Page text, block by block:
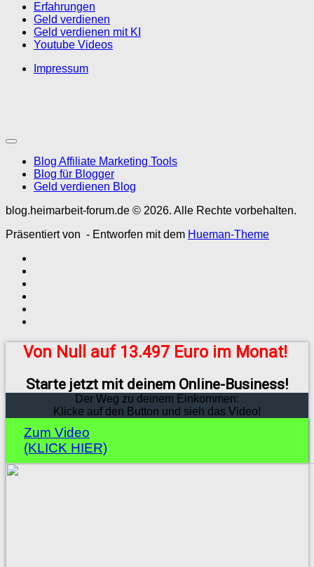
Erfahrungen
Geld verdienen
Geld verdienen mit KI
Youtube Videos
Impressum
Blog Affiliate Marketing Tools
Blog für Blogger
Geld verdienen Blog
blog.heimarbeit-forum.de © 2026. Alle Rechte vorbehalten.
Präsentiert von - Entworfen mit dem Hueman-Theme
Von Null auf 13.497 Euro im Monat!
Starte jetzt mit deinem Online-Business!
Der Weg zu deinem Einkommen:
Klicke auf den Button und sieh das Video!
Zum Video
(KLICK HIER)